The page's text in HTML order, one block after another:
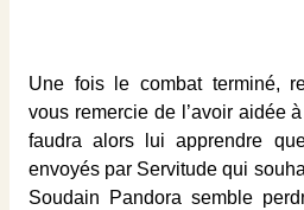
Une fois le combat terminé,
vous remercie de l’avoir aidée
faudra alors lui apprendre
envoyés par Servitude qui
Soudain Pandora semble